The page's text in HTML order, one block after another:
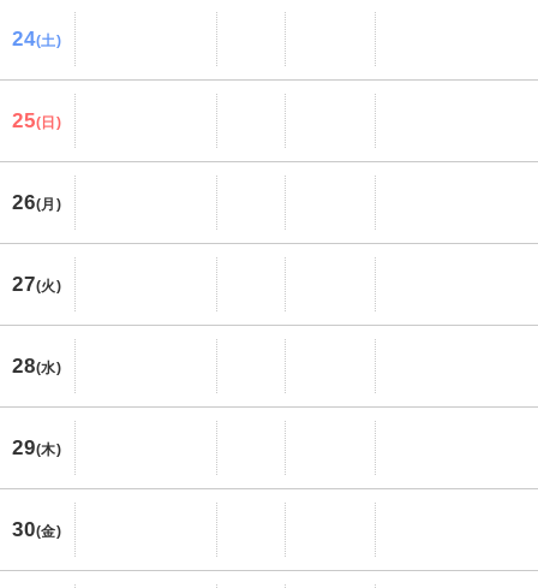
24(土)
25(日)
26(月)
27(火)
28(水)
29(木)
30(金)